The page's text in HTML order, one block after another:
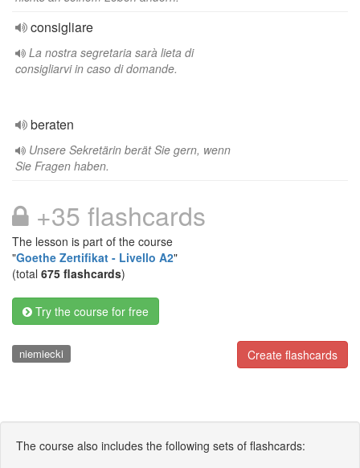
consigliare
La nostra segretaria sarà lieta di
consigliarvi in caso di domande.
beraten
Unsere Sekretärin berät Sie gern, wenn
Sie Fragen haben.
+35 flashcards
The lesson is part of the course
"Goethe Zertifikat - Livello A2"
(total 675 flashcards)
Try the course for free
Create flashcards
niemiecki
The course also includes the following sets of flashcards: